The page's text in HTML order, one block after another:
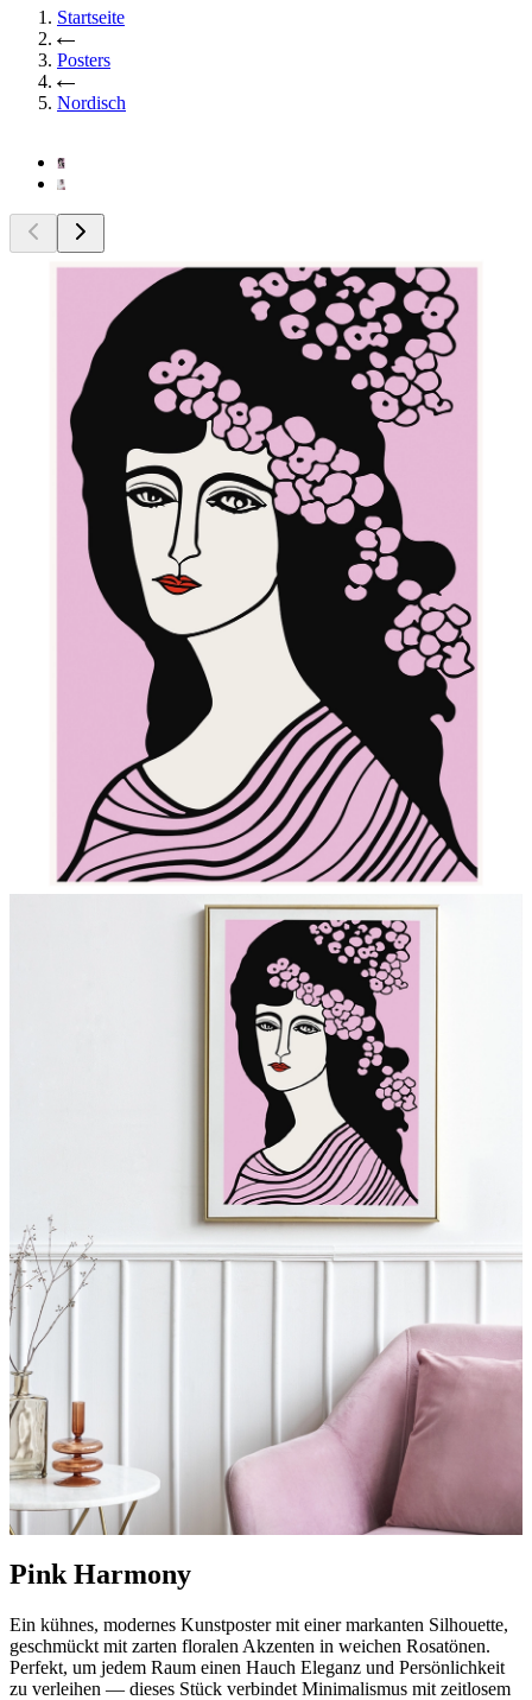
Startseite
Posters
Nordisch
Pink Harmony
Ein kühnes, modernes Kunstposter mit einer markanten Silhouette,
geschmückt mit zarten floralen Akzenten in weichen Rosatönen.
Perfekt, um jedem Raum einen Hauch Eleganz und Persönlichkeit
zu verleihen — dieses Stück verbindet Minimalismus mit zeitlosem